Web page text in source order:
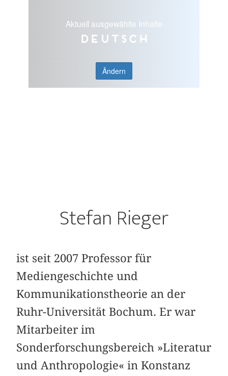
Aktuell ausgewählte Inhalte
Deutsch
Ändern
Stefan Rieger
ist seit 2007 Professor für
Mediengeschichte und
Kommunikationstheorie an der
Ruhr-Universität Bochum. Er war
Mitarbeiter im
Sonderforschungsbereich »Literatur
und Anthropologie« in Konstanz